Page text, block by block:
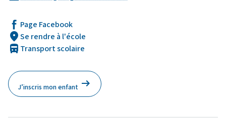
Page Facebook
location_onSe rendre à l'école
directions_bus Transport scolaire
J’inscris mon enfant arrow_right_alt